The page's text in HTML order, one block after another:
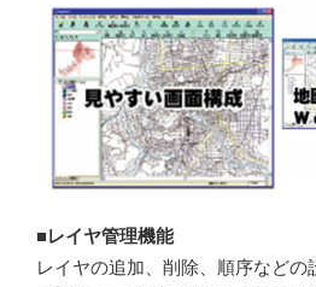
■レイヤ管理機能
レイヤの追加、削除、順序などの